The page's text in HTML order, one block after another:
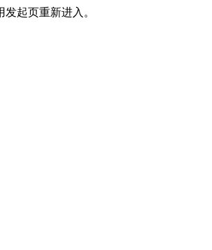
起页重新进入。